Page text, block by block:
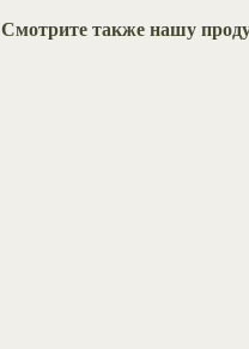
Смотрите также нашу